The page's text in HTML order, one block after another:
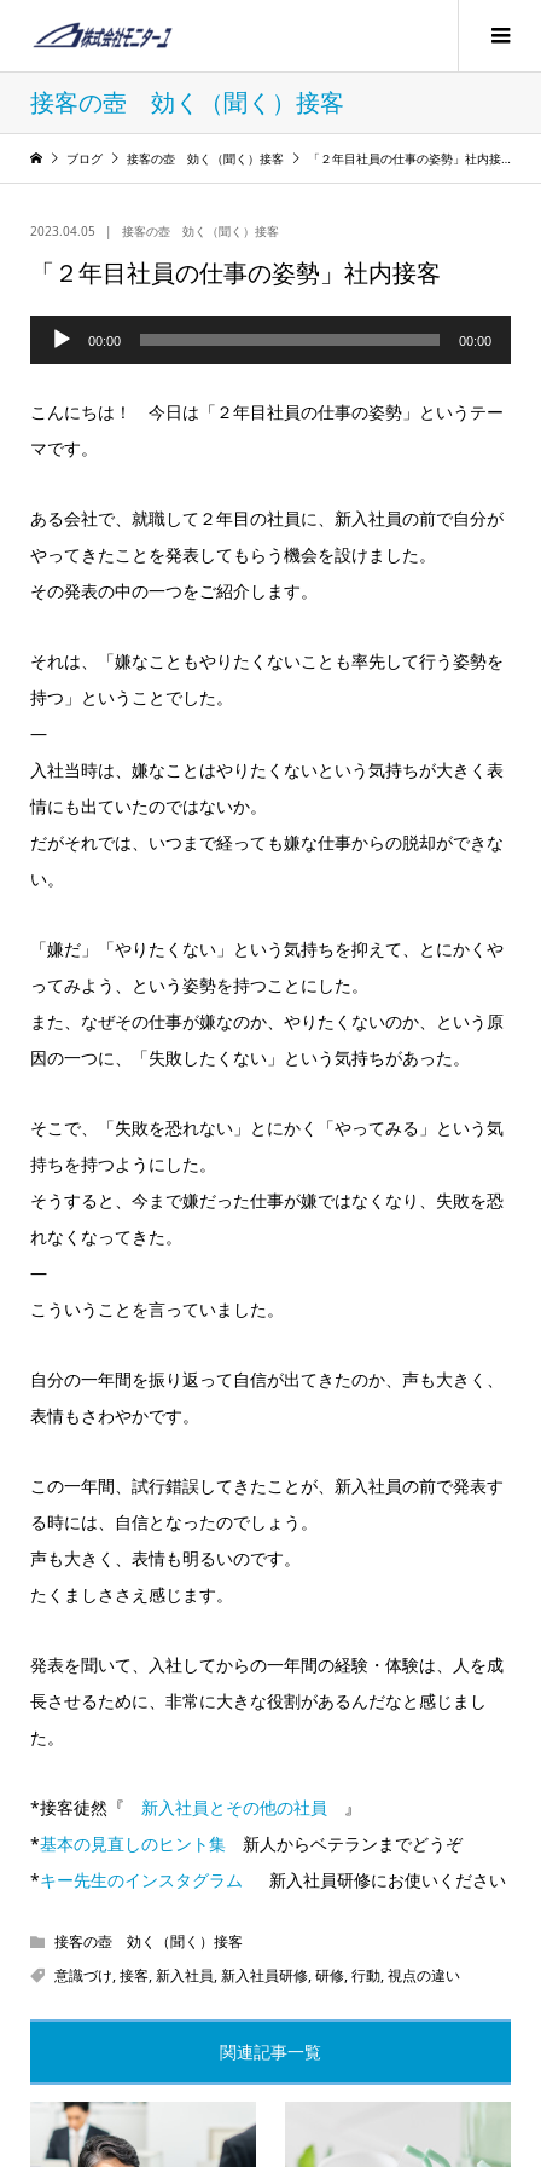
接客の壺 効く（聞く）接客
ブログ 接客の壺 効く（聞く）接客 「２年目社員の仕事の姿勢」社内接客
2023.04.05 接客の壺 効く（聞く）接客
「２年目社員の仕事の姿勢」社内接客
声
プ
レ
ヤ
ー
00:00 00:00
こんにちは！ 今日は「２年目社員の仕事の姿勢」というテー
マです。
ある会社で、就職して２年目の社員に、新入社員の前で自分が
やってきたことを発表してもらう機会を設けました。
その発表の中の一つをご紹介します。
それは、「嫌なこともやりたくないことも率先して行う姿勢を
持つ」ということでした。
—
入社当時は、嫌なことはやりたくないという気持ちが大きく表
情にも出ていたのではないか。
だがそれでは、いつまで経っても嫌な仕事からの脱却ができな
い。
「嫌だ」「やりたくない」という気持ちを抑えて、とにかくや
ってみよう、という姿勢を持つことにした。
また、なぜその仕事が嫌なのか、やりたくないのか、という原
因の一つに、「失敗したくない」という気持ちがあった。
そこで、「失敗を恐れない」とにかく「やってみる」という気
持ちを持つようにした。
そうすると、今まで嫌だった仕事が嫌ではなくなり、失敗を恐
れなくなってきた。
—
こういうことを言っていました。
自分の一年間を振り返って自信が出てきたのか、声も大きく、
表情もさわやかです。
この一年間、試行錯誤してきたことが、新入社員の前で発表す
る時には、自信となったのでしょう。
声も大きく、表情も明るいのです。
たくましささえ感じます。
発表を聞いて、入社してからの一年間の経験・体験は、人を成
長させるために、非常に大きな役割があるんだなと感じまし
た。
*接客徒然『 新入社員とその他の社員 』
*基本の見直しのヒント集新人からベテランまでどうぞ
*キー先生のインスタグラム 新入社員研修にお使いください
接客の壺 効く（聞く）接客
意識づけ,接客,新入社員,新入社員研修,研修,行動,視点の違い
関連記事一覧